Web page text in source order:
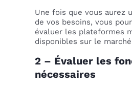
Une fois que vous aurez
de vos besoins, vous
évaluer les plateformes
disponibles sur le
2 – Évaluer les
nécessaires